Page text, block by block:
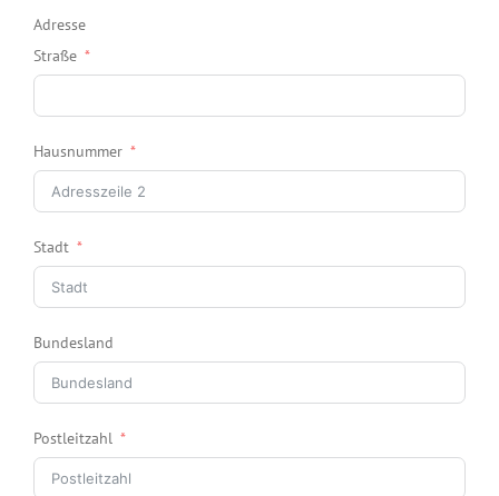
Adresse
Straße
Hausnummer
Stadt
Bundesland
Postleitzahl